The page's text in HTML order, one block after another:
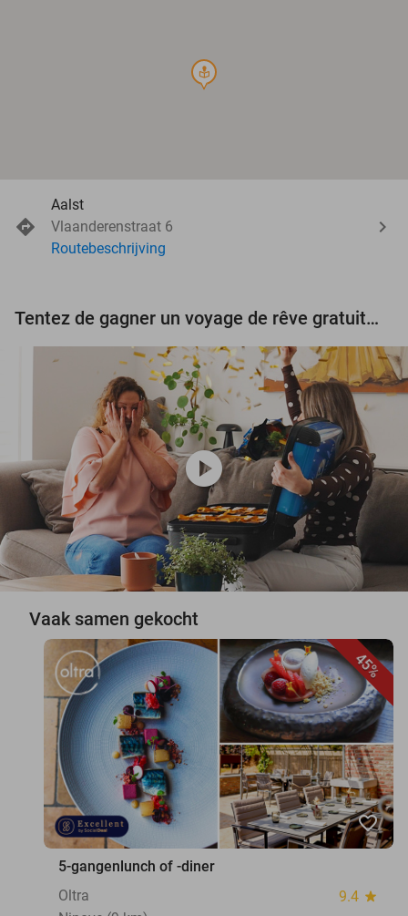
course
Aalst
Vlaanderenstraat 6
Routebeschrijving
Tentez de gagner un voyage de rêve gratuit d'une valeur de 3.000 € !
play_circle
Vaak samen gekocht
45%
favorite_border
5-gangenlunch of -diner
Oltra
9.4 star